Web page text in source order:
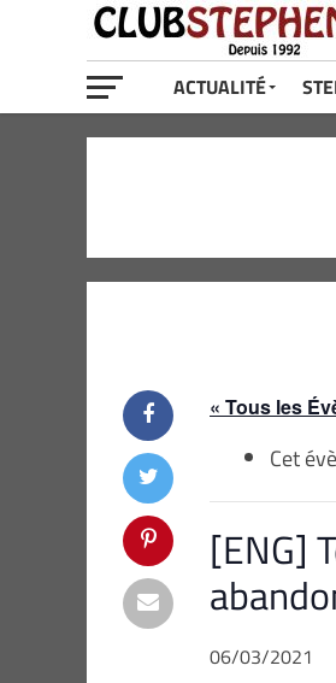
ACTUALITÉ
« Tous les
Cet
[ENG]
06/03/2021